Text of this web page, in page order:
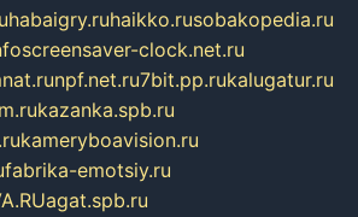
habaigry.ruhaikko.rusobakopedia.ru
screensaver-clock.net.ru
npf.net.ru7bit.pp.rukalugatur.ru
kazanka.spb.ru
kameryboavision.ru
fabrika-emotsiy.ru
agat.spb.ru